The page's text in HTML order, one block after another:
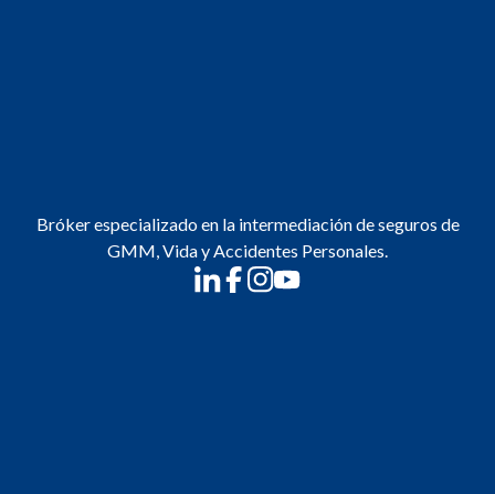
Bróker especializado en la intermediación de seguros de
GMM, Vida y Accidentes Personales.